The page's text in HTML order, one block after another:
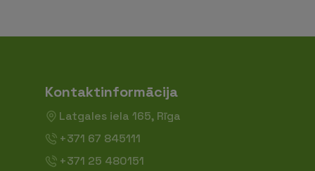
Kontaktinformācija
Latgales iela 165, Rīga
+371 67 845111
+371 25 480151